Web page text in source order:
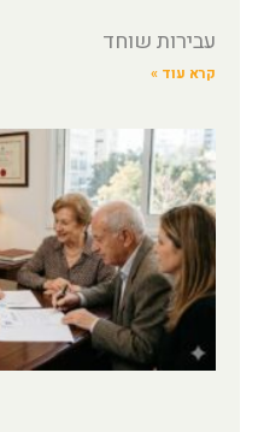
עבירות שוחד
קרא עוד »